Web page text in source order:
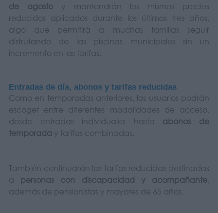
de agostoy mantendrán los mismos precios
reducidos aplicados durante los últimos tres años,
algo que permitirá a muchas familias seguir
disfrutando de las piscinas municipales sin un
incremento en las tarifas.
Entradas de día, abonos y tarifas reducidas
Como en temporadas anteriores, los usuarios podrán
escoger entre diferentes modalidades de acceso,
desde entradas individuales hasta abonos de
temporada y tarifas combinadas.
También continuarán las tarifas reducidas destinadas
a personas con discapacidad y acompañante
además de pensionistas y mayores de 65 años.